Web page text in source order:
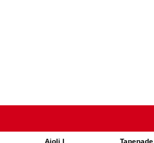
Aioli I Tapenade